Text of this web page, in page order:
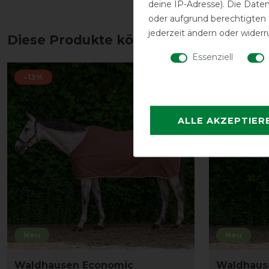
Diese Produkte könnten dich auch
Neu
-13%
Waldhausen Economic
Neu
deine IP-Adresse). Die
oder aufgrund berechtigten
jederzeit ändern oder
Essenziell
ALLE